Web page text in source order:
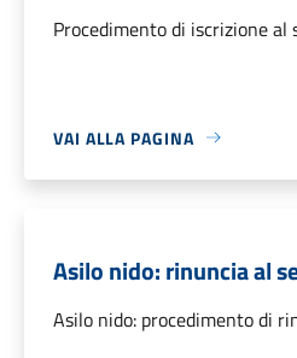
Procedimento di iscrizione al
VAI ALLA PAGINA
Asilo nido: rinuncia al
Asilo nido: procedimento di